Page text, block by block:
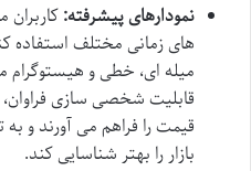
نمودارهای پیشرفته:کاربران
های زمانی مختلف استفاده
میله ای، خطی و هیستوگرام
قابلیت شخصی سازی
قیمت را فراهم می آورند و
بازار را بهتر شناسایی کند.